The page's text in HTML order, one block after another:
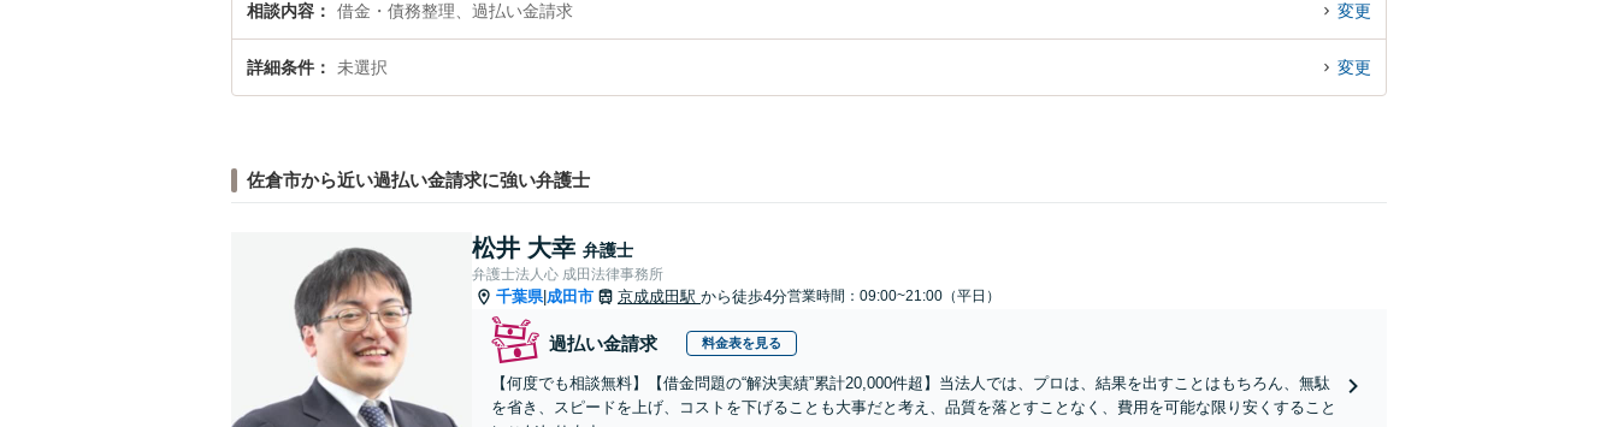
相談内容 借金・債務整理、過払い金請求 変更
詳細条件 未選択 変更
佐倉市から近い過払い金請求に強い弁護士
松井 大幸 弁護士
弁護士法人心 成田法律事務所
千葉県| 成田市 京成成田駅 から徒歩4分営業時間：09:00~21:00（平日）
過払い金請求 料金表を見る
【何度でも相談無料】【借金問題の“解決実績”累計20,000件超】当法人では、プロは、結果を出すことはもちろん、無駄
を省き、スピードを上げ、コストを下げることも大事だと考え、品質を落とすことなく、費用を可能な限り安くすること